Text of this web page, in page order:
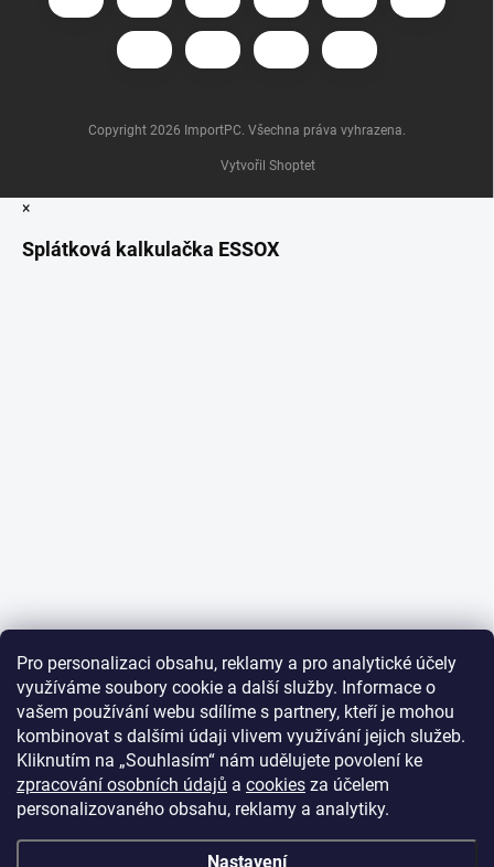
Pro personalizaci obsahu, reklamy a pro analytické účely
využíváme soubory cookie a další služby. Informace o
vašem používání webu sdílíme s partnery, kteří je mohou
kombinovat s dalšími údaji vlivem využívání jejich služeb.
Kliknutím na „Souhlasím“ nám udělujete povolení ke
zpracování osobních údajů a cookies za účelem
personalizovaného obsahu, reklamy a analytiky.
Nastavení
Vytvořil Shoptet
Copyright 2026 ImportPC. Všechna práva vyhrazena.
×
Splátková kalkulačka ESSOX